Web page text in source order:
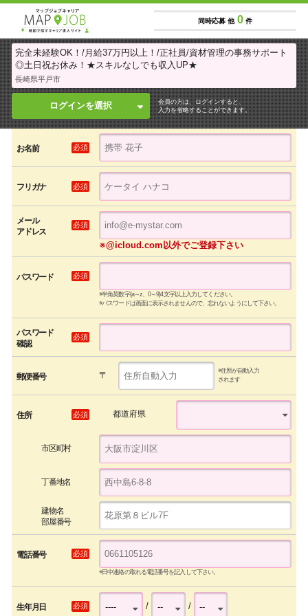
同時応募 他 0 件
完全未経験OK！/月給37万円以上！/正社員/資材管理の事務サポート
◎土日祝お休み！★スキルなしでも収入UP★
長崎県平戸市
ログインを選択
会員の方は、ログインすると、
入力を省略することができます。
お名前 必須
フリガナ 必須
メール
アドレス
必須
※@icloud.com以外でご登録下さい
パスワード 必須
※半角英数字(a～z、0～9)4文字以上入力してください。
※パスワードは画面に表示されませんので、忘れないようにして下さい。
パスワード
確認
必須
郵便番号 〒
※住所が自動入力
されます
住所 必須 都道府県
市区町村
丁番地名
建物名
部屋番号
電話番号 必須
※日中連絡の取れる電話番号を記入して下さい。
生年月日 必須 / /